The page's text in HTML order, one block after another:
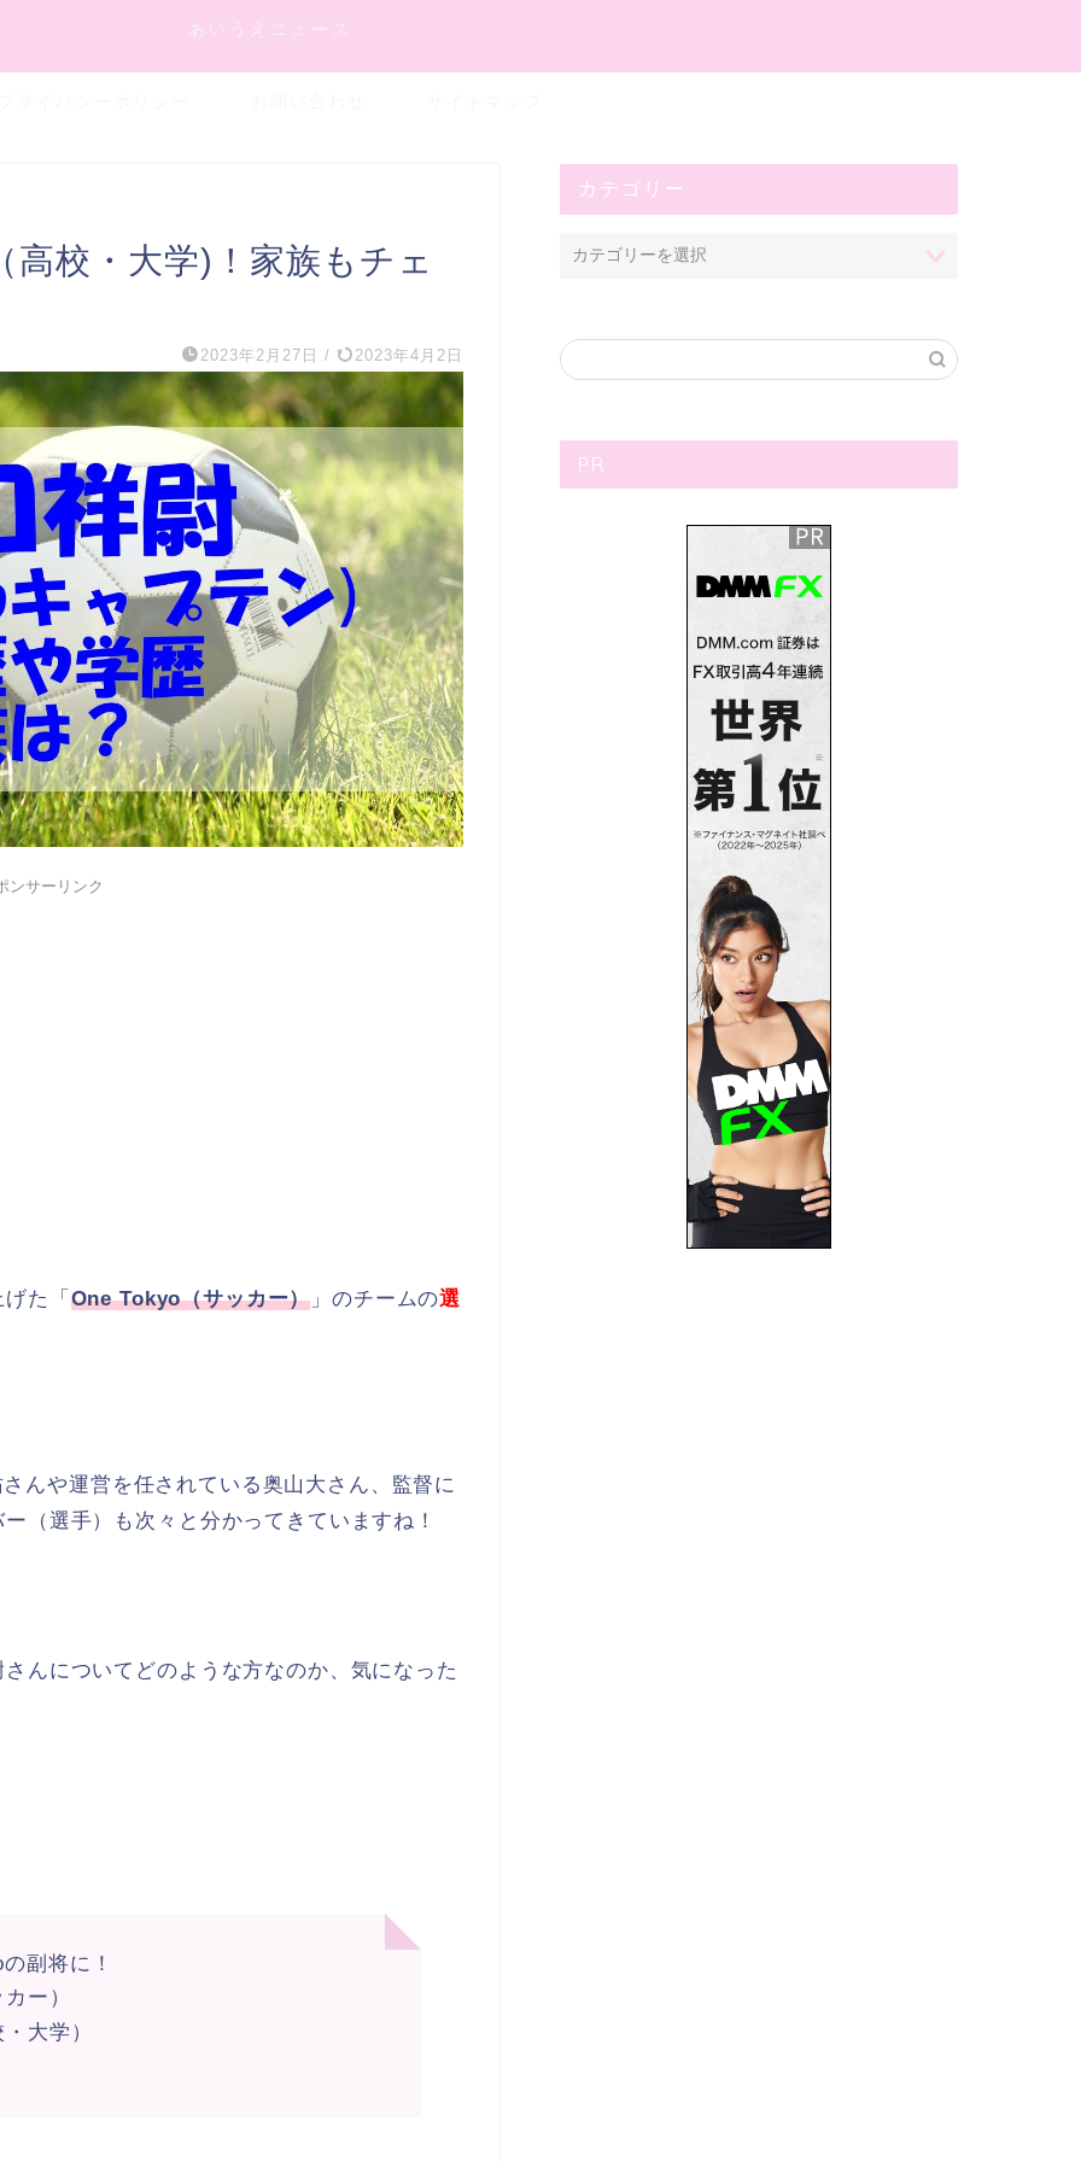
あいうえニュース
高校・大学)！家族もチェ
2023年2月27日 / 2023年4月2日
ンサーリンク
た「 One Tokyo（サッカー） 」のチームの選
んや運営を任されている奥山大さん、監督に
（選手）も次々と分かってきていますね！
んについてどのような方なのか、気になった
副将に！
ー）
大学）
カテゴリー
PR